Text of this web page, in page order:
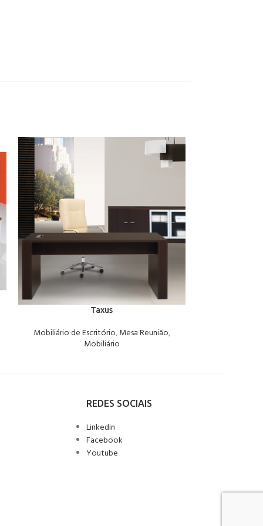
Taxus
Mobiliário de Escritório,Mesa Reunião,
Mobiliário
REDES SOCIAIS
Linkedin
Facebook
Youtube